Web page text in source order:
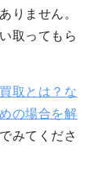
りません。
取ってもら
取とは？な
の場合を解
みてくださ